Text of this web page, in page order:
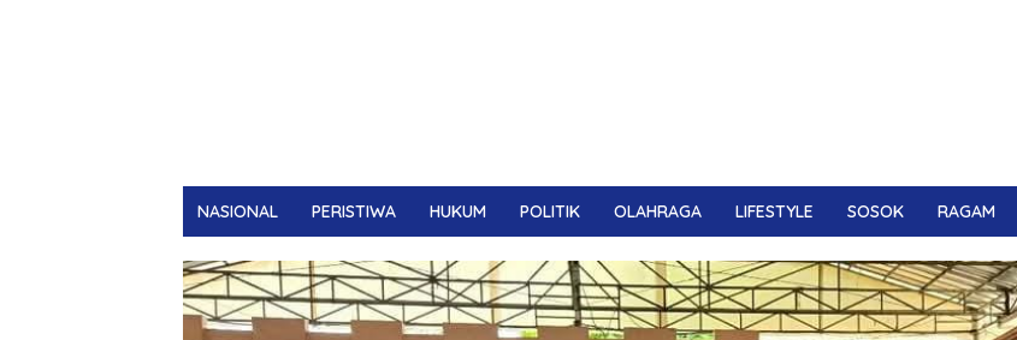
NASIONAL PERISTIWA HUKUM POLITIK OLAHRAGA LIFESTYLE SOSOK RAGAM